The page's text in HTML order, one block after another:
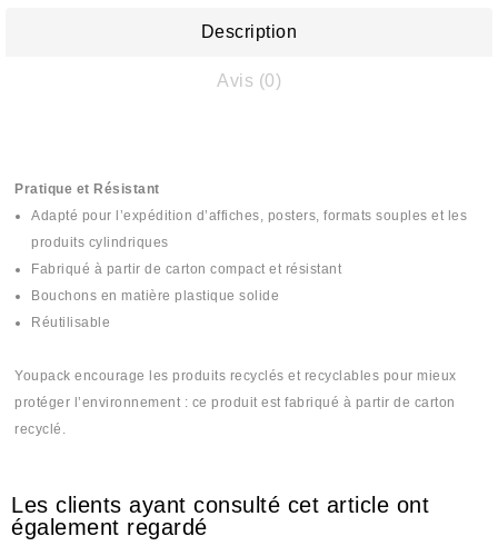
Description
Avis (0)
Pratique et Résistant
Adapté pour l’expédition d’affiches, posters, formats souples et les
produits cylindriques
Fabriqué à partir de carton compact et résistant
Bouchons en matière plastique solide
Réutilisable
Youpack encourage les produits recyclés et recyclables pour mieux
protéger l’environnement : ce produit est fabriqué à partir de carton
recyclé.
Les clients ayant consulté cet article ont
également regardé